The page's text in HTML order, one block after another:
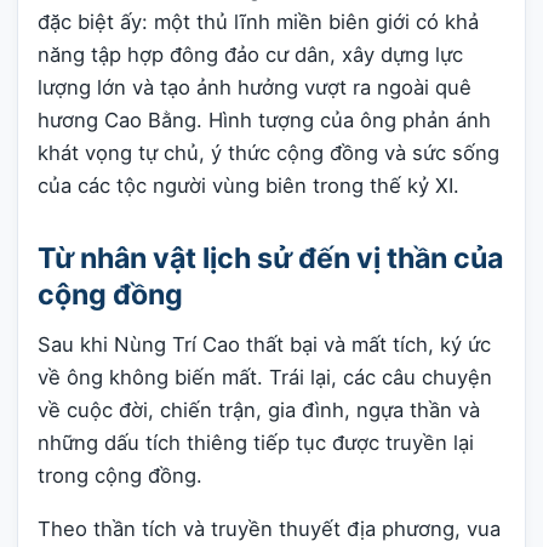
đặc biệt ấy: một thủ lĩnh miền biên giới có khả
năng tập hợp đông đảo cư dân, xây dựng lực
lượng lớn và tạo ảnh hưởng vượt ra ngoài quê
hương Cao Bằng. Hình tượng của ông phản ánh
khát vọng tự chủ, ý thức cộng đồng và sức sống
của các tộc người vùng biên trong thế kỷ XI.
Từ nhân vật lịch sử đến vị thần của
cộng đồng
Sau khi Nùng Trí Cao thất bại và mất tích, ký ức
về ông không biến mất. Trái lại, các câu chuyện
về cuộc đời, chiến trận, gia đình, ngựa thần và
những dấu tích thiêng tiếp tục được truyền lại
trong cộng đồng.
Theo thần tích và truyền thuyết địa phương, vua